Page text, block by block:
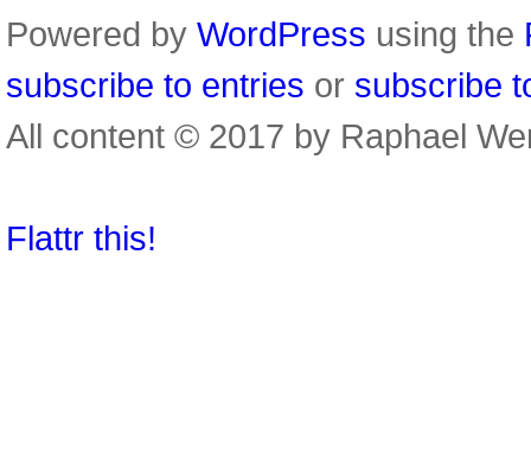
Powered by WordPress using the
subscribe to entries or subscribe
All content © 2017 by Raphael
Flattr this!